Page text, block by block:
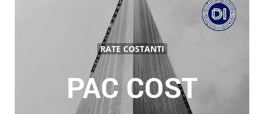
RATE COSTANTI
PAC COST